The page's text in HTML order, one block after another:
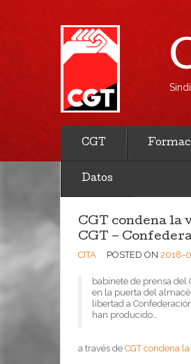
CGT
Datos
CGT condena la
CGT –
CITA POSTED ON 2018-
babinete de prensa del
en la puerta del
libertad a
han producido…
a través de CGT condena